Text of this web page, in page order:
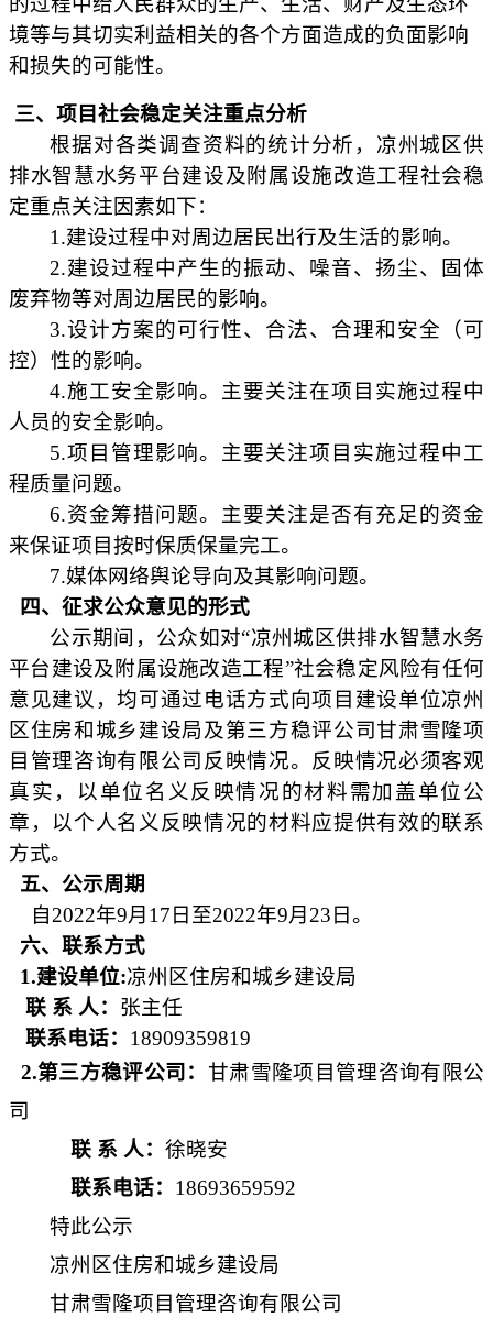
境等与其切实利益相关的各个方面造成的负面影响
和损失的可能性。
三、项目社会稳定关注重点分析
根据对各类调查资料的统计分析，凉州城区供
排水智慧水务平台建设及附属设施改造工程社会稳
定重点关注因素如下：
1.建设过程中对周边居民出行及生活的影响。
2.建设过程中产生的振动、噪音、扬尘、固体
废弃物等对周边居民的影响。
3.设计方案的可行性、合法、合理和安全（可
控）性的影响。
4.施工安全影响。主要关注在项目实施过程中
人员的安全影响。
5.项目管理影响。主要关注项目实施过程中工
程质量问题。
6.资金筹措问题。主要关注是否有充足的资金
来保证项目按时保质保量完工。
7.媒体网络舆论导向及其影响问题。
四、征求公众意见的形式
公示期间，公众如对“凉州城区供排水智慧水务
平台建设及附属设施改造工程”社会稳定风险有任何
意见建议，均可通过电话方式向项目建设单位凉州
区住房和城乡建设局及第三方稳评公司甘肃雪隆项
目管理咨询有限公司反映情况。反映情况必须客观
真实，以单位名义反映情况的材料需加盖单位公
章，以个人名义反映情况的材料应提供有效的联系
方式。
五、公示周期
自2022年9月 17 日至2022年9月 23 日。
六、联系方式
1.建设单位:凉州区住房和城乡建设局
联 系 人： 张主任
联系电话： 18909359819
2.第三方稳评公司： 甘肃雪隆项目管理咨询有限公
司
联 系 人：徐晓安
联系电话： 18693659592
特此公示
凉州区住房和城乡建设局
甘肃雪隆项目管理咨询有限公司